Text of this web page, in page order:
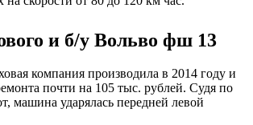
и б/у Вольво фш 13
компания производила в 2014 году и
почти на 105 тыс. рублей. Судя по
машина ударялась передней левой